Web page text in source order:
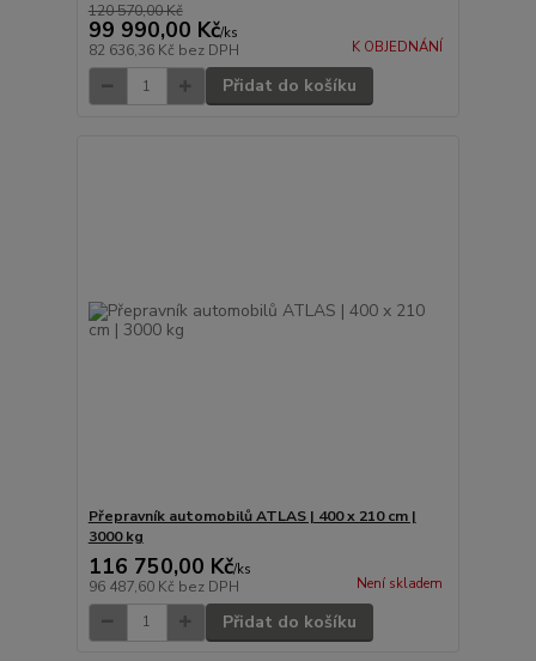
120 570,00 Kč
99 990,00 Kč/ks
82 636,36 Kč bez DPH K OBJEDNÁNÍ
Přidat do košíku
Přepravník automobilů ATLAS | 400 x 210 cm |
3000 kg
116 750,00 Kč/ks
96 487,60 Kč bez DPH Není skladem
Přidat do košíku